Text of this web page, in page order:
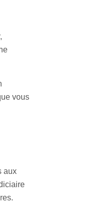
vous
aux